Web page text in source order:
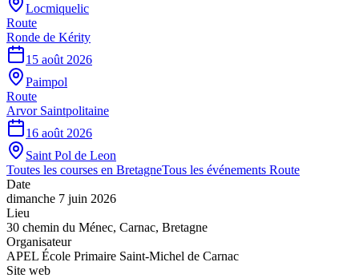
Locmiquelic
Route
Ronde de Kérity
15 août 2026
Paimpol
Route
Arvor Saintpolitaine
16 août 2026
Saint Pol de Leon
Toutes les courses en BretagneTous les événements Route
Date
dimanche 7 juin 2026
Lieu
30 chemin du Ménec, Carnac, Bretagne
Organisateur
APEL École Primaire Saint-Michel de Carnac
Site web